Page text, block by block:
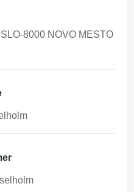
8000 NOVO MESTO